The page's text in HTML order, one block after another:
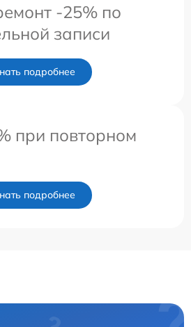
-25% по
записи
подробнее
при повторном
подробнее